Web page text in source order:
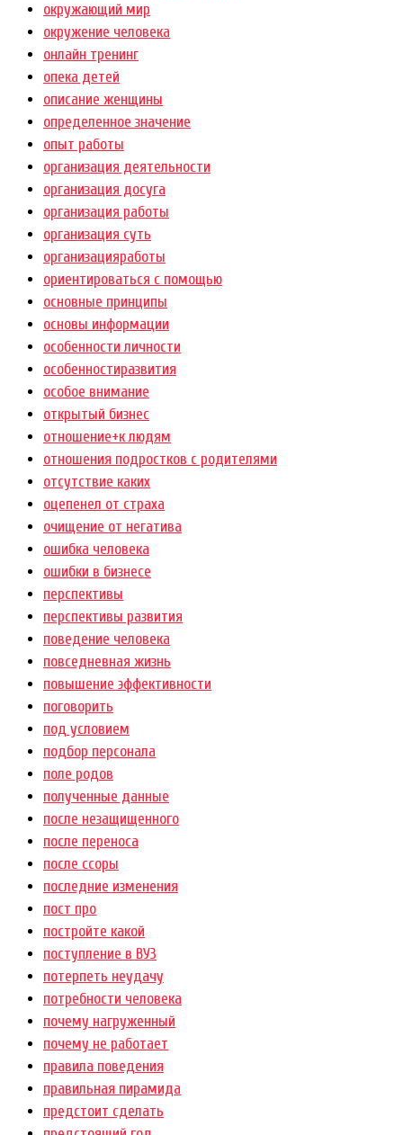
окружающий мир
окружение человека
онлайн тренинг
опека детей
описание женщины
определенное значение
опыт работы
организация деятельности
организация досуга
организация работы
организация суть
организацияработы
ориентироваться с помощью
основные принципы
основы информации
особенности личности
особенностиразвития
особое внимание
открытый бизнес
отношение+к людям
отношения подростков с родителями
отсутствие каких
оцепенел от страха
очищение от негатива
ошибка человека
ошибки в бизнесе
перспективы
перспективы развития
поведение человека
повседневная жизнь
повышение эффективности
поговорить
под условием
подбор персонала
поле родов
полученные данные
после незащищенного
после переноса
после ссоры
последние изменения
пост про
постройте какой
поступление в ВУЗ
потерпеть неудачу
потребности человека
почему нагруженный
почему не работает
правила поведения
правильная пирамида
предстоит сделать